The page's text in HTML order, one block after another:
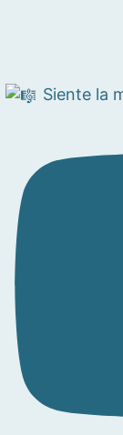
Siente la